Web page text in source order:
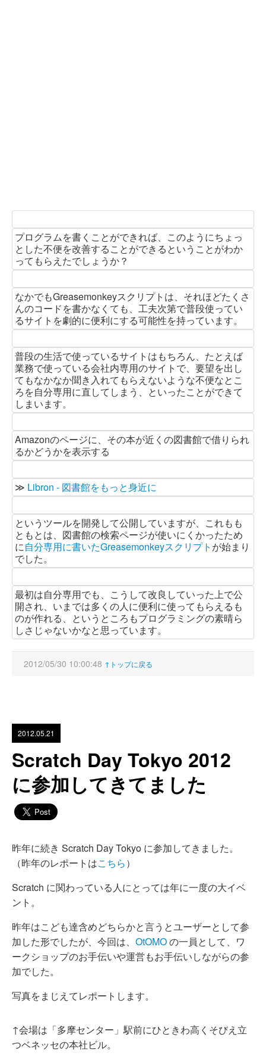
プログラムを書くことができれば、このようにちょっ
とした不便を改善することができるということがわか
ってもらえたでしょうか？
なかでもGreasemonkeyスクリプトは、それほどたくさ
んのコードを書かなくても、工夫次第で普段使ってい
るサイトを劇的に便利にする可能性を持っています。
普段の生活で使っているサイトはもちろん、たとえば
業務で使っている会社内専用のサイトで、要望を出し
てもなかなか聞き入れてもらえないような不便なとこ
ろを自分専用に直してしまう、といったことができて
しまいます。
Amazonのページに、その本が近くの図書館で借りられ
るかどうかを表示する
≫ Libron - 図書館をもっと身近に
というツールを開発して公開していますが、これもも
ともとは、図書館の検索ページが使いにくかったため
に自分専用に書いたGreasemonkeyスクリプト が始まり
でした。
最初は自分専用でも、こうして改良していった上で公
開され、いまでは多くの人に便利に使ってもらえるも
のが作れる、というところもプログラミングの素晴ら
しさじゃないかなと思っています。
2012/05/30 10:00:48 ↑トップに戻る
2012.05.21
Scratch Day Tokyo 2012
に参加してきてました
昨年に続き Scratch Day Tokyo に参加してきました。
（昨年のレポートはこちら）
Scratch に関わっている人にとっては年に一度の大イベ
ント。
昨年はこども達含めどちらかと言うとユーザーとして参
加した形でしたが、今回は、 OtOMOの一員として、ワ
ークショップのお手伝いや運営もお手伝いしながらの参
加でした。
写真をまじえてレポートします。
↑会場は「多摩センター」駅前にひときわ高くそびえ立
つベネッセの本社ビル。